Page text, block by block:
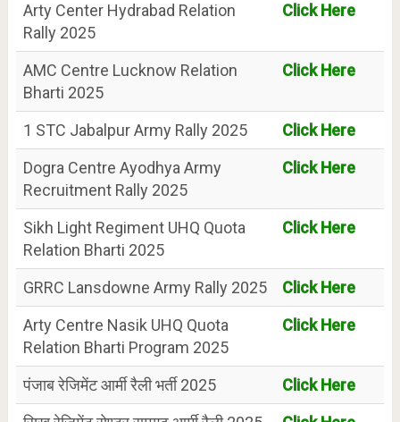
Arty Center Hydrabad Relation
Rally 2025
Click Here
AMC Centre Lucknow Relation
Bharti 2025
Click Here
1 STC Jabalpur Army Rally 2025
Click Here
Dogra Centre Ayodhya Army
Recruitment Rally 2025
Click Here
Sikh Light Regiment UHQ Quota
Relation Bharti 2025
Click Here
GRRC Lansdowne Army Rally 2025
Click Here
Arty Centre Nasik UHQ Quota
Relation Bharti Program 2025
Click Here
पंजाब रेजिमेंट आर्मी रैली भर्ती 2025
Click Here